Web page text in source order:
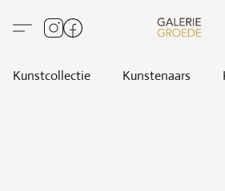
Kunstcollectie Kunstenaars